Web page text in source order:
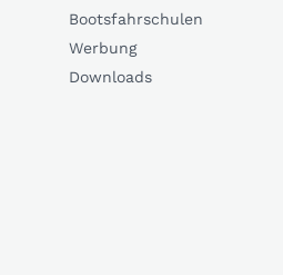
Bootsfahrschulen
Werbung
Downloads